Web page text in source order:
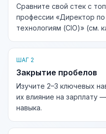
Сравните свой стек с
профессии «Директор
технологиям (CIO)» (см.
ШАГ 2
Закрытие пробелов
Изучите 2–3 ключевых
их влияние на зарплату
навыка.